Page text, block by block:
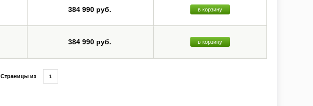
384 990 руб. в корзину
384 990 руб. в корзину
Страницы из 1